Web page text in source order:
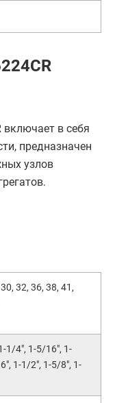
включает в себя
предназначен
узлов
32, 36, 38, 41,
1/4", 1-5/16", 1-
1-1/2", 1-5/8", 1-